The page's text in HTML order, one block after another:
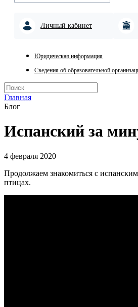
Личный кабинет
Юридическая информация
Сведения об образовательной
Главная
Блог
Испанский за
4 февраля 2020
Продолжаем знакомиться с
птицах.